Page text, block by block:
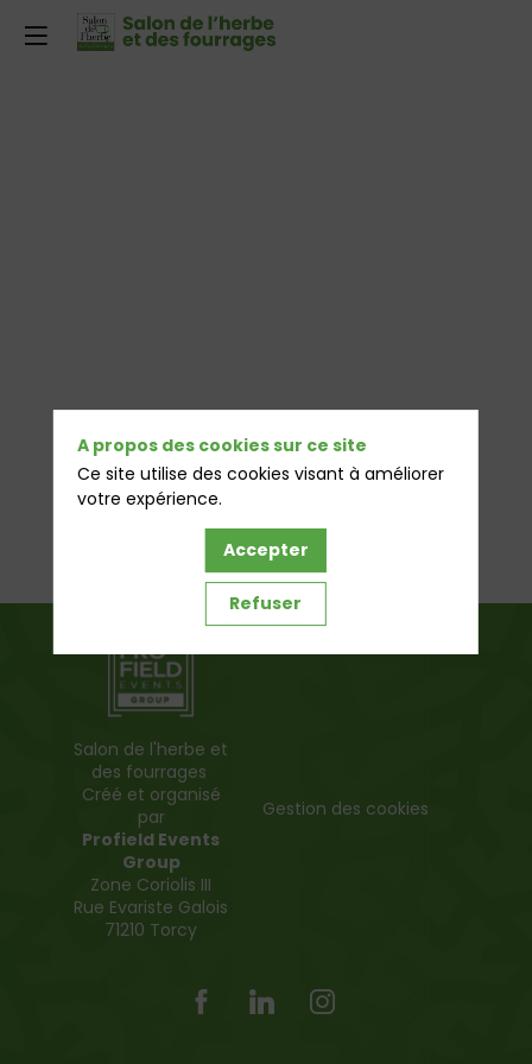
Salon de l'herbe et
des fourrages
Créé et organisé
par
Profield Events
Group
Zone Coriolis III
Rue Evariste Galois
71210 Torcy
Gestion des cookies
A propos des cookies sur ce site
Ce site utilise des cookies visant à améliorer
votre expérience.
Accepter
Refuser